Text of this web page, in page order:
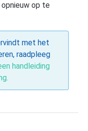
op te
met het
raadpleeg
handleiding